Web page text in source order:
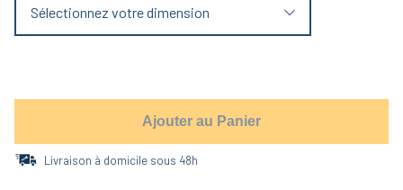
Sélectionnez votre dimension
Ajouter au Panier
Livraison à domicile sous 48h